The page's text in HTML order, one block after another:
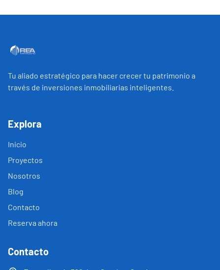
Tu aliado estratégico para hacer crecer tu patrimonio a
través de inversiones inmobiliarias inteligentes.
Explora
Inicio
Proyectos
Nosotros
Blog
Contacto
Reserva ahora
Contacto